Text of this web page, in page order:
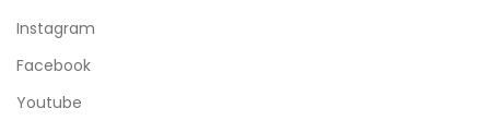
Instagram
Facebook
Youtube